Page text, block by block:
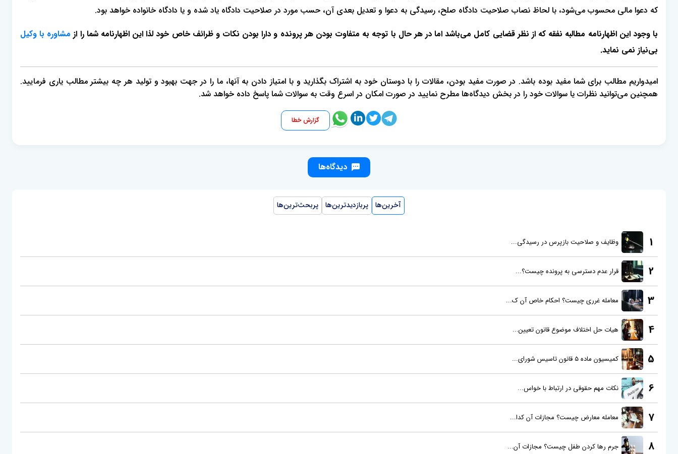
که دعوا مالی محسوب می‌شود، با لحاظ نصاب صلاحیت دادگاه صلح، رسیدگی به دعوا و تعدیل بعدی آن، حسب مورد در صلاحیت دادگاه یاد شده و یا دادگاه خانواده خواهد بود.
با وجود این اظهارنامه مطالبه نفقه که از نظر قضایی کامل می‌باشد اما در هر حال با توجه به متفاوت بودن هر پرونده و دارا بودن نکات و ظرائف خاص خود لذا این اظهارنامه شما را از مشاوره با وکیل
بی‌نیاز نمی نماید.
امیدواریم مطالب برای شما مفید بوده باشد. در صورت مفید بودن، مقالات را با دوستان خود به اشتراک بگذارید و با امتیاز دادن به آنها، ما را در جهت بهبود و تولید هر چه بیشتر مطالب یاری فرمایید.
همچنین می‌توانید نظرات یا سوالات خود را در بخش دیدگاه‌ها مطرح نمایید در صورت امکان در اسرع وقت به سوالات شما پاسخ داده خواهد شد.
گزارش خطا
دیدگاه‌ها
آخرین‌ها پربازدیدترین‌ها پربحث‌ترین‌ها
1 وظایف و صلاحیت بازپرس در رسیدگی...
2 قرار عدم دسترسی به پرونده چیست؟...
3 معامله غرری چیست؟ احکام خاص آن ک...
4 هیات حل اختلاف موضوع قانون تعیین...
5 کمیسیون ماده 5 قانون تاسیس شورای...
6 نکات مهم حقوقی در ارتباط با خواس...
7 معامله معارض چیست؟ مجازات آن کدا...
8 جرم رها کردن طفل چیست؟ مجازات آن...